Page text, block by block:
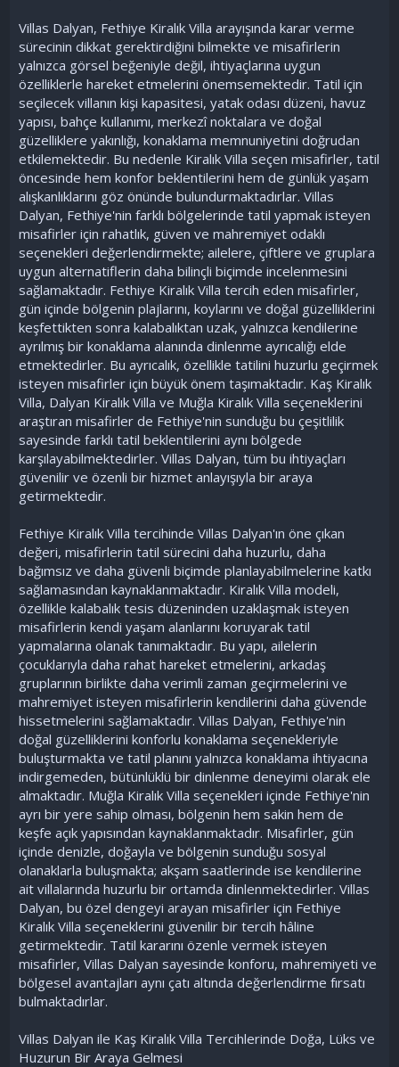
Villas Dalyan, Fethiye Kiralık Villa arayışında karar verme
sürecinin dikkat gerektirdiğini bilmekte ve misafirlerin
yalnızca görsel beğeniyle değil, ihtiyaçlarına uygun
özelliklerle hareket etmelerini önemsemektedir. Tatil için
seçilecek villanın kişi kapasitesi, yatak odası düzeni, havuz
yapısı, bahçe kullanımı, merkezî noktalara ve doğal
güzelliklere yakınlığı, konaklama memnuniyetini doğrudan
etkilemektedir. Bu nedenle Kiralık Villa seçen misafirler, tatil
öncesinde hem konfor beklentilerini hem de günlük yaşam
alışkanlıklarını göz önünde bulundurmaktadırlar. Villas
Dalyan, Fethiye'nin farklı bölgelerinde tatil yapmak isteyen
misafirler için rahatlık, güven ve mahremiyet odaklı
seçenekleri değerlendirmekte; ailelere, çiftlere ve gruplara
uygun alternatiflerin daha bilinçli biçimde incelenmesini
sağlamaktadır. Fethiye Kiralık Villa tercih eden misafirler,
gün içinde bölgenin plajlarını, koylarını ve doğal güzelliklerini
keşfettikten sonra kalabalıktan uzak, yalnızca kendilerine
ayrılmış bir konaklama alanında dinlenme ayrıcalığı elde
etmektedirler. Bu ayrıcalık, özellikle tatilini huzurlu geçirmek
isteyen misafirler için büyük önem taşımaktadır. Kaş Kiralık
Villa, Dalyan Kiralık Villa ve Muğla Kiralık Villa seçeneklerini
araştıran misafirler de Fethiye'nin sunduğu bu çeşitlilik
sayesinde farklı tatil beklentilerini aynı bölgede
karşılayabilmektedirler. Villas Dalyan, tüm bu ihtiyaçları
güvenilir ve özenli bir hizmet anlayışıyla bir araya
getirmektedir.
Fethiye Kiralık Villa tercihinde Villas Dalyan'ın öne çıkan
değeri, misafirlerin tatil sürecini daha huzurlu, daha
bağımsız ve daha güvenli biçimde planlayabilmelerine katkı
sağlamasından kaynaklanmaktadır. Kiralık Villa modeli,
özellikle kalabalık tesis düzeninden uzaklaşmak isteyen
misafirlerin kendi yaşam alanlarını koruyarak tatil
yapmalarına olanak tanımaktadır. Bu yapı, ailelerin
çocuklarıyla daha rahat hareket etmelerini, arkadaş
gruplarının birlikte daha verimli zaman geçirmelerini ve
mahremiyet isteyen misafirlerin kendilerini daha güvende
hissetmelerini sağlamaktadır. Villas Dalyan, Fethiye'nin
doğal güzelliklerini konforlu konaklama seçenekleriyle
buluşturmakta ve tatil planını yalnızca konaklama ihtiyacına
indirgemeden, bütünlüklü bir dinlenme deneyimi olarak ele
almaktadır. Muğla Kiralık Villa seçenekleri içinde Fethiye'nin
ayrı bir yere sahip olması, bölgenin hem sakin hem de
keşfe açık yapısından kaynaklanmaktadır. Misafirler, gün
içinde denizle, doğayla ve bölgenin sunduğu sosyal
olanaklarla buluşmakta; akşam saatlerinde ise kendilerine
ait villalarında huzurlu bir ortamda dinlenmektedirler. Villas
Dalyan, bu özel dengeyi arayan misafirler için Fethiye
Kiralık Villa seçeneklerini güvenilir bir tercih hâline
getirmektedir. Tatil kararını özenle vermek isteyen
misafirler, Villas Dalyan sayesinde konforu, mahremiyeti ve
bölgesel avantajları aynı çatı altında değerlendirme fırsatı
bulmaktadırlar.
Villas Dalyan ile Kaş Kiralık Villa Tercihlerinde Doğa, Lüks ve
Huzurun Bir Araya Gelmesi